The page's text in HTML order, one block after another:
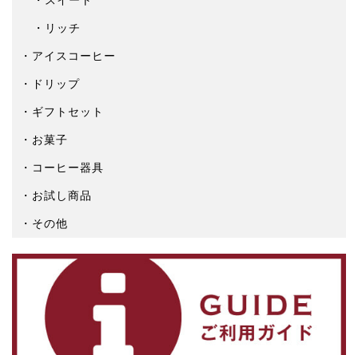
リッチ
アイスコーヒー
ドリップ
ギフトセット
お菓子
コーヒー器具
お試し商品
その他